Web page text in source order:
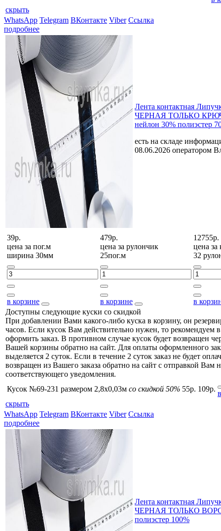
скрыть
WhatsApp Telegram ВКонтакте Viber Ссылка
подробнее
Лента контактная
ЧЕРНАЯ ТОЛЬКО
нейлон 30% полиэстер
есть на складе
08.06.2026 оператором
39р.
цена за пог.м
ширина 30мм
в корзине
479р.
цена за рулончик
25пог.м
в корзине
12755р.
цена за
32
в
Доступны следующие куски со скидкой
При добавлении Вами какого-либо куска в корзину, он
часов. Если кусок Вам действительно нужен, то рекомендуем
оформить заказ. В противном случае кусок будет возвращен
Вашей корзины обратно на сайт. Для оплаты оформленного
выделяется 2 суток. Если в течение 2 суток заказ не будет
возвращен из Вашего заказа обратно на сайт с отправкой Вам
соответствующего уведомления.
Кусок №69-231 размером 2,8x0,03м со скидкой 50% 55р. 109р.
скрыть
WhatsApp Telegram ВКонтакте Viber Ссылка
подробнее
Лента контактная
ЧЕРНАЯ ТОЛЬКО ВОРС
полиэстер 100%